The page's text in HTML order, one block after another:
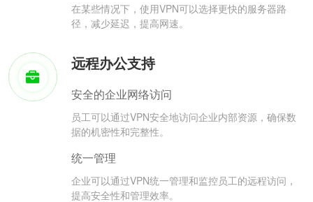
在某些情况下，使用VPN可以选择更快的服务器路
径，减少延迟，提高网速。
远程办公支持
安全的企业网络访问
员工可以通过VPN安全地访问企业内部资源，确保数
据的机密性和完整性。
统一管理
企业可以通过VPN统一管理和监控员工的远程访问，
提高安全性和管理效率。